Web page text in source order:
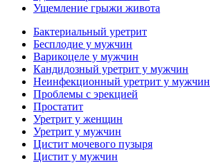
Ущемление грыжи живота
Бактериальный уретрит
Бесплодие у мужчин
Варикоцеле у мужчин
Кандидозный уретрит у мужчин
Неинфекционный уретрит у мужчин
Проблемы с эрекцией
Простатит
Уретрит у женщин
Уретрит у мужчин
Цистит мочевого пузыря
Цистит у мужчин